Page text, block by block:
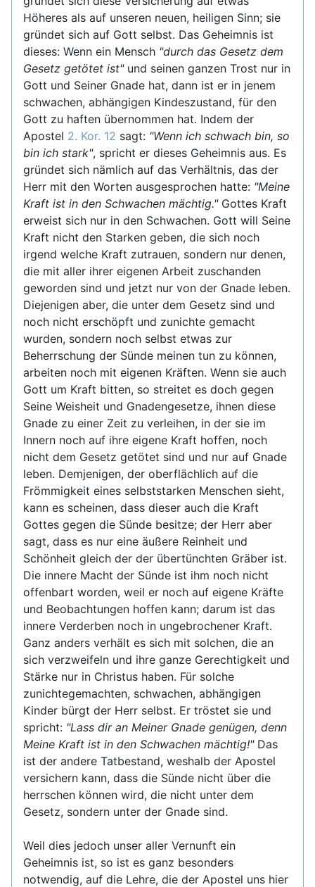
Höheres als auf unseren neuen, heiligen Sinn; sie
gründet sich auf Gott selbst. Das Geheimnis ist
dieses: Wenn ein Mensch "durch das Gesetz dem
Gesetz getötet ist"und seinen ganzen Trost nur in
Gott und Seiner Gnade hat, dann ist er in jenem
schwachen, abhängigen Kindeszustand, für den
Gott zu haften übernommen hat. Indem der
Apostel 2. Kor. 12 sagt: "Wenn ich schwach bin, so
bin ich stark", spricht er dieses Geheimnis aus. Es
gründet sich nämlich auf das Verhältnis, das der
Herr mit den Worten ausgesprochen hatte: "Meine
Kraft ist in den Schwachen mächtig."Gottes Kraft
erweist sich nur in den Schwachen. Gott will Seine
Kraft nicht den Starken geben, die sich noch
irgend welche Kraft zutrauen, sondern nur denen,
die mit aller ihrer eigenen Arbeit zuschanden
geworden sind und jetzt nur von der Gnade leben.
Diejenigen aber, die unter dem Gesetz sind und
noch nicht erschöpft und zunichte gemacht
wurden, sondern noch selbst etwas zur
Beherrschung der Sünde meinen tun zu können,
arbeiten noch mit eigenen Kräften. Wenn sie auch
Gott um Kraft bitten, so streitet es doch gegen
Seine Weisheit und Gnadengesetze, ihnen diese
Gnade zu einer Zeit zu verleihen, in der sie im
Innern noch auf ihre eigene Kraft hoffen, noch
nicht dem Gesetz getötet sind und nur auf Gnade
leben. Demjenigen, der oberflächlich auf die
Frömmigkeit eines selbststarken Menschen sieht,
kann es scheinen, dass dieser auch die Kraft
Gottes gegen die Sünde besitze; der Herr aber
sagt, dass es nur eine äußere Reinheit und
Schönheit gleich der der übertünchten Gräber ist.
Die innere Macht der Sünde ist ihm noch nicht
offenbart worden, weil er noch auf eigene Kräfte
und Beobachtungen hoffen kann; darum ist das
innere Verderben noch in ungebrochener Kraft.
Ganz anders verhält es sich mit solchen, die an
sich verzweifeln und ihre ganze Gerechtigkeit und
Stärke nur in Christus haben. Für solche
zunichtegemachten, schwachen, abhängigen
Kinder bürgt der Herr selbst. Er tröstet sie und
spricht: "Lass dir an Meiner Gnade genügen, denn
Meine Kraft ist in den Schwachen mächtig!"Das
ist der andere Tatbestand, weshalb der Apostel
versichern kann, dass die Sünde nicht über die
herrschen können wird, die nicht unter dem
Gesetz, sondern unter der Gnade sind.
Weil dies jedoch unser aller Vernunft ein
Geheimnis ist, so ist es ganz besonders
notwendig, auf die Lehre, die der Apostel uns hier